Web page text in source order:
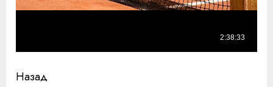
Продолжить
Назад